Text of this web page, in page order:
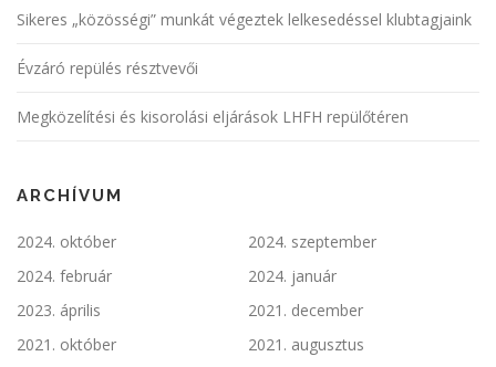
Sikeres „közösségi” munkát végeztek lelkesedéssel klubtagjaink
Évzáró repülés résztvevői
Megközelítési és kisorolási eljárások LHFH repülőtéren
ARCHÍVUM
2024. október
2024. szeptember
2024. február
2024. január
2023. április
2021. december
2021. október
2021. augusztus